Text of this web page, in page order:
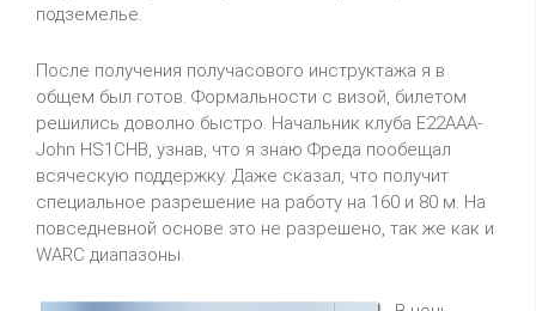
подземелье.
После получения получасового инструктажа я в
общем был готов. Формальности с визой, билетом
решились доволно быстро. Hачальник клуба E22AAA-
John HS1CHB, узнав, что я знаю Фреда пообещал
всяческую поддержку. Даже сказал, что получит
специальное разрешение на работу на 160 и 80 м. Hа
повседневной основе это не разрешено, так же как и
WARC диапазоны.